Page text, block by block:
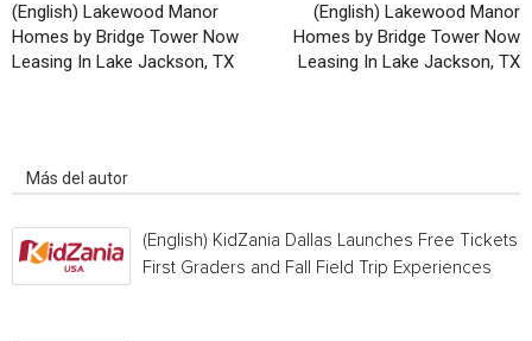
(English) Lakewood Manor
Homes by Bridge Tower Now
Leasing In Lake Jackson, TX
(English) Lakewood Manor
Homes by Bridge Tower Now
Leasing In Lake Jackson, TX
Más del autor
(English) KidZania Dallas Launches Free Tickets
First Graders and Fall Field Trip Experiences